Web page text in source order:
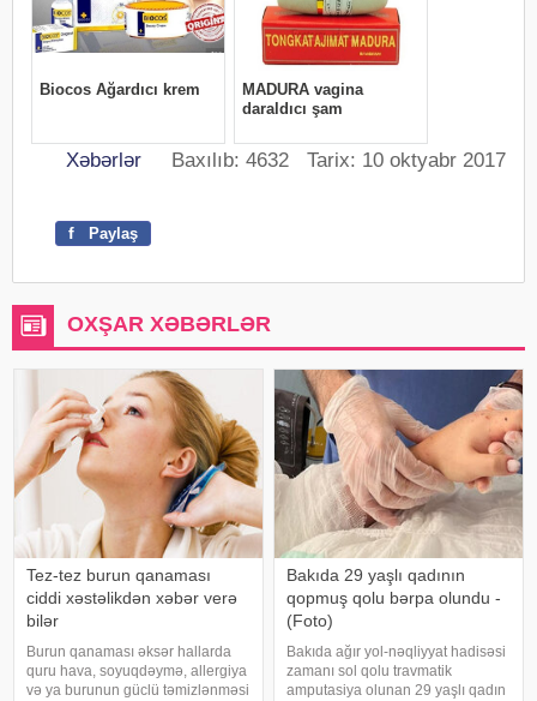
Xəbərlər Baxılıb: 4632 Tarix: 10 oktyabr 2017
f Paylaş
OXŞAR XƏBƏRLƏR
Tez-tez burun qanaması
ciddi xəstəlikdən xəbər verə
bilər
Burun qanaması əksər hallarda
quru hava, soyuqdəymə, allergiya
və ya burunun güclü təmizlənməsi
Bakıda 29 yaşlı qadının
qopmuş qolu bərpa olundu -
(Foto)
Bakıda ağır yol-nəqliyyat hadisəsi
zamanı sol qolu travmatik
amputasiya olunan 29 yaşlı qadın